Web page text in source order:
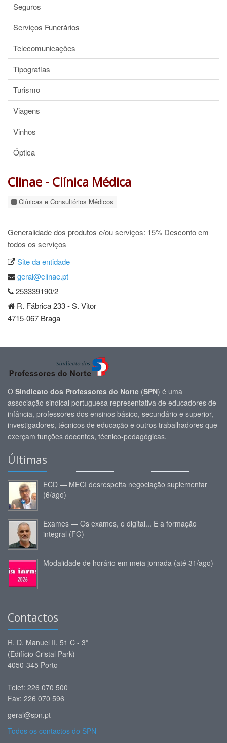
Seguros
Serviços Funerários
Telecomunicações
Tipografias
Turismo
Viagens
Vinhos
Óptica
Clinae - Clínica Médica
Clínicas e Consultórios Médicos
Generalidade dos produtos e/ou serviços: 15% Desconto em
todos os serviços
Site da entidade
geral@clinae.pt
253339190/2
R. Fábrica 233 - S. Vitor
4715-067 Braga
O Sindicato dos Professores do Norte (SPN) é uma
associação sindical portuguesa representativa de educadores de
infância, professores dos ensinos básico, secundário e superior,
investigadores, técnicos de educação e outros trabalhadores que
exerçam funções docentes, técnico-pedagógicas.
Últimas
ECD — MECI desrespeita negociação suplementar
(6/ago)
Exames — Os exames, o digital... E a formação
integral (FG)
Modalidade de horário em meia jornada (até 31/ago)
Contactos
R. D. Manuel II, 51 C - 3º
(Edifício Cristal Park)
4050-345 Porto
Telef: 226 070 500
Fax: 226 070 596
geral@spn.pt
Todos os contactos do SPN